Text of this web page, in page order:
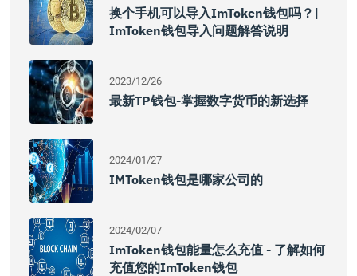
换个手机可以导入imToken钱包吗？|
ImToken钱包导入问题解答说明
2023/12/26
最新TP钱包-掌握数字货币的新选择
2024/01/27
IMToken钱包是哪家公司的
2024/02/07
ImToken钱包能量怎么充值 - 了解如何
充值您的imToken钱包